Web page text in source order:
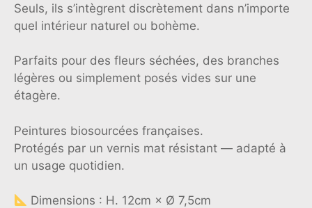
Seuls, ils s’intègrent discrètement dans n’importe
quel intérieur naturel ou bohème.
Parfaits pour des fleurs séchées, des branches
légères ou simplement posés vides sur une
étagère.
Peintures biosourcées françaises.
Protégés par un vernis mat résistant — adapté à
un usage quotidien.
Dimensions : H. 12cm × Ø 7,5cm